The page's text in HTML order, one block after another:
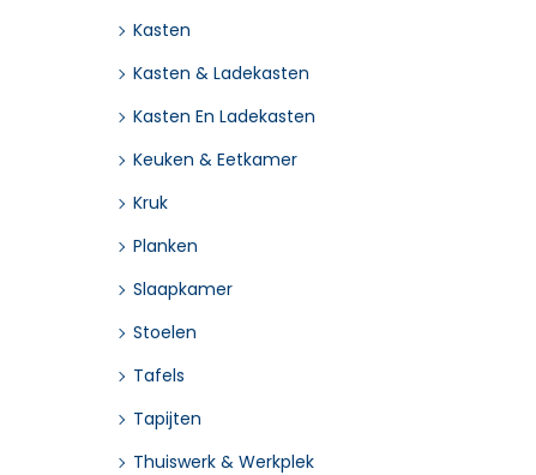
Kasten
Kasten & Ladekasten
Kasten En Ladekasten
Keuken & Eetkamer
Kruk
Planken
Slaapkamer
Stoelen
Tafels
Tapijten
Thuiswerk & Werkplek